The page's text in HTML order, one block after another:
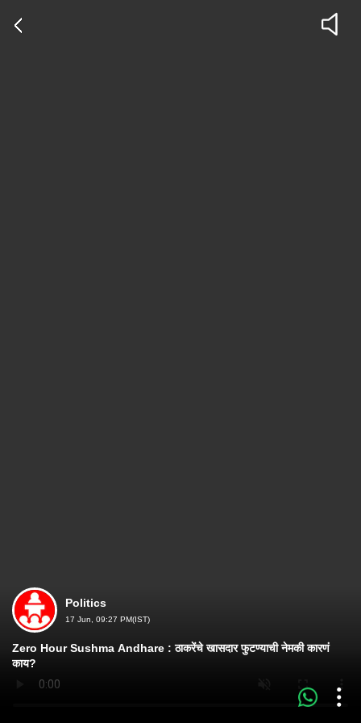
Politics
17 Jun, 09:27 PM(IST)
Zero Hour Sushma Andhare : ठाकरेंचे खासदार फुटण्याची नेमकी कारणं
काय?